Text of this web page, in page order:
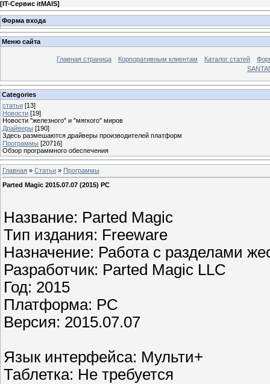
[IT-Сервис itMAIS]
Форма входа
Меню сайта
Главная страница Корпоративным клиентам Каталог статей
Categories
статьи [13]
Новости [19]
Новости "железного" и "мягкого" миров
Драйверы [190]
Здесь размешаются драйверы производителей платформ
Программы [20716]
Обзор программного обеспечения
Главная » Статьи » Программы
Parted Magic 2015.07.07 (2015) PC
Название: Parted Magic
Тип издания: Freeware
Назначение: Работа с разделами
Разработчик: Parted Magic LLC
Год: 2015
Платформа: PC
Версия: 2015.07.07
Язык интерфейса: Мульти+
Таблетка: Не требуется